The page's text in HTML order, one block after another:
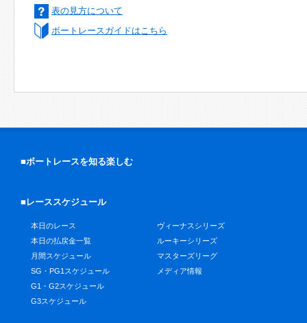
表の見方について
ボートレースガイドはこちら
■ボートレースを知る楽しむ
■レーススケジュール
本日のレース
本日の払戻金一覧
月間スケジュール
SG・PG1スケジュール
G1・G2スケジュール
G3スケジュール
ヴィーナスシリーズ
ルーキーシリーズ
マスターズリーグ
メディア情報